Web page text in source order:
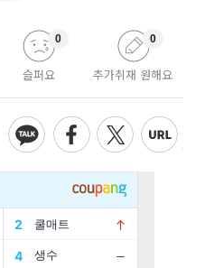
슬퍼요
0
추가취재 원해요
0